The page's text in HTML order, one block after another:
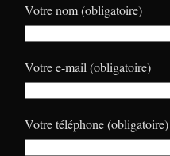
Votre nom (obligatoire)
Votre e-mail (obligatoire)
Votre téléphone (obligatoire)